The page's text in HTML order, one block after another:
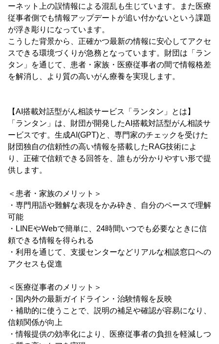
ーネット上の誤情報による混乱も生じています。また医療
従事者側でも情報アップデートが追い付かないという課題
が浮き彫りになっています。
こうした背景から、正確かつ最新の情報に安心してアクセ
スできる環境づくりが急務となっています。財団は「ラン
タン」を通じて、患者・家族・医療従事者の間で情報格差
を解消し、より質の高いがん療養を実現します。
【AI搭載対話型がん相談サービス「ランタン」とは】
「ランタン」は、財団が開発したAI搭載対話型がん相談サ
ービスです。生成AI(GPT)と、専門家のチェックを受けた
財団独自の信頼性の高い情報を搭載したRAG技術によ
り、正確で信頼できる回答を、誰もが分かりやすい形で提
供します。
＜患者・家族のメリット＞
・専門用語や難解な表現をかみ砕き、自分のペースで理解
可能
・LINEやWebで簡単に、24時間いつでも必要なときに信
頼できる情報を得られる
・利用を通じて、支援センターなどリアルな相談窓口への
アクセスも促進
＜医療従事者のメリット＞
・国内外の最新ガイドライン・治験情報を反映
・補助的に使うことで、説明の補足や確認が容易になり、
信頼関係が向上
・情報提供の効率化により、医療従事者の負担を軽減しつ